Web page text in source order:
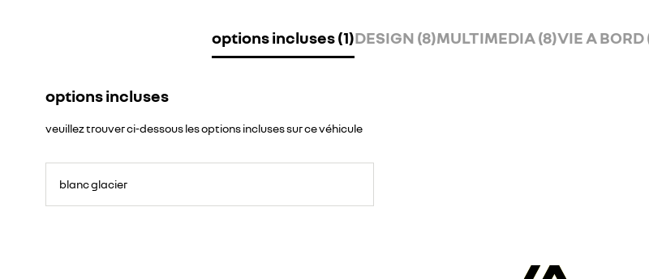
options incluses (1)DESIGN (8)MULTIMEDIA (8)VIE A BORD
options incluses
veuillez trouver ci-dessous les options incluses sur ce véhicule
blanc glacier